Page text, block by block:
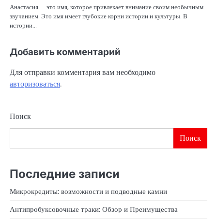
Анастасия — это имя, которое привлекает внимание своим необычным
звучанием. Это имя имеет глубокие корни истории и культуры. В
истории…
Добавить комментарий
Для отправки комментария вам необходимо
авторизоваться.
Поиск
Поиск
Последние записи
Микрокредиты: возможности и подводные камни
Антипробуксовочные траки: Обзор и Преимущества